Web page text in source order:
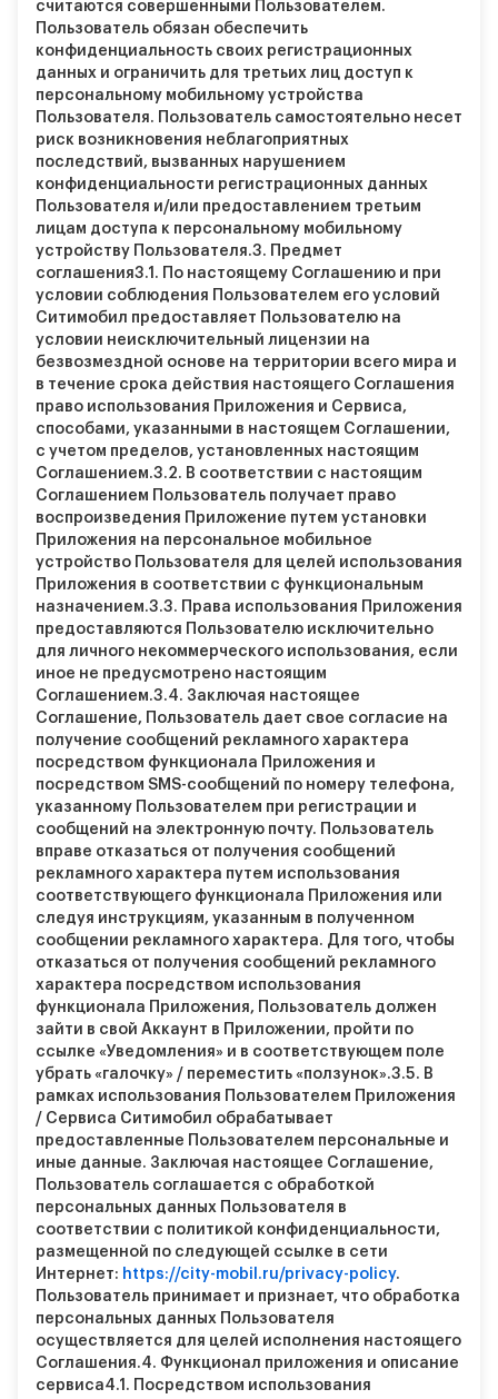
считаются совершенными Пользователем.
Пользователь обязан обеспечить
конфиденциальность своих регистрационных
данных и ограничить для третьих лиц доступ к
персональному мобильному устройства
Пользователя. Пользователь самостоятельно несет
риск возникновения неблагоприятных
последствий, вызванных нарушением
конфиденциальности регистрационных данных
Пользователя и/или предоставлением третьим
лицам доступа к персональному мобильному
устройству Пользователя.3. Предмет
соглашения3.1. По настоящему Соглашению и при
условии соблюдения Пользователем его условий
Ситимобил предоставляет Пользователю на
условии неисключительный лицензии на
безвозмездной основе на территории всего мира и
в течение срока действия настоящего Соглашения
право использования Приложения и Сервиса,
способами, указанными в настоящем Соглашении,
с учетом пределов, установленных настоящим
Соглашением.3.2. В соответствии с настоящим
Соглашением Пользователь получает право
воспроизведения Приложение путем установки
Приложения на персональное мобильное
устройство Пользователя для целей использования
Приложения в соответствии с функциональным
назначением.3.3. Права использования Приложения
предоставляются Пользователю исключительно
для личного некоммерческого использования, если
иное не предусмотрено настоящим
Соглашением.3.4. Заключая настоящее
Соглашение, Пользователь дает свое согласие на
получение сообщений рекламного характера
посредством функционала Приложения и
посредством SMS-сообщений по номеру телефона,
указанному Пользователем при регистрации и
сообщений на электронную почту. Пользователь
вправе отказаться от получения сообщений
рекламного характера путем использования
соответствующего функционала Приложения или
следуя инструкциям, указанным в полученном
сообщении рекламного характера. Для того, чтобы
отказаться от получения сообщений рекламного
характера посредством использования
функционала Приложения, Пользователь должен
зайти в свой Аккаунт в Приложении, пройти по
ссылке «Уведомления» и в соответствующем поле
убрать «галочку» / переместить «ползунок».3.5. В
рамках использования Пользователем Приложения
/ Сервиса Ситимобил обрабатывает
предоставленные Пользователем персональные и
иные данные. Заключая настоящее Соглашение,
Пользователь соглашается с обработкой
персональных данных Пользователя в
соответствии с политикой конфиденциальности,
размещенной по следующей ссылке в сети
Интернет: https://city-mobil.ru/privacy-policy.
Пользователь принимает и признает, что обработка
персональных данных Пользователя
осуществляется для целей исполнения настоящего
Соглашения.4. Функционал приложения и описание
сервиса4.1. Посредством использования